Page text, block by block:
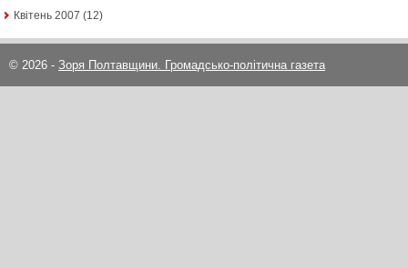
Квітень 2007 (12)
© 2026 - Зоря Полтавщини. Громадсько-політична газета